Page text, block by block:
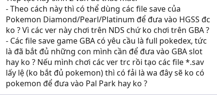
- Theo cách này thì có thể dùng các file save của
Pokemon Diamond/Pearl/Platinum để đưa vào HGSS đc
ko ? Vì các ver này chơi trên NDS chứ ko chơi trên GBA ?
- Các file save game GBA có yêu cầu là full pokedex, tức
là đã bắt đủ những con mình cần để đưa vào GBA slot
hay ko ? Nếu mình chơi các ver trc rồi tạo các file *.sav
lấy lệ (ko bắt đủ pokemon) thì có fải là wa đây sẽ ko có
pokemon để đưa vào Pal Park hay ko ?